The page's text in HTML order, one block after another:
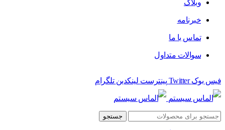
وبلاگ
خبرنامه
تماس با ما
سوالات متداول
فیس بوک Twitter پینترست لینکدین تلگرام
جستجو